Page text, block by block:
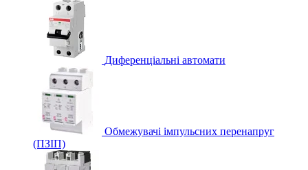
Диференціальні автомати
Обмежувачі імпульсних перенапруг
(ПЗІП)